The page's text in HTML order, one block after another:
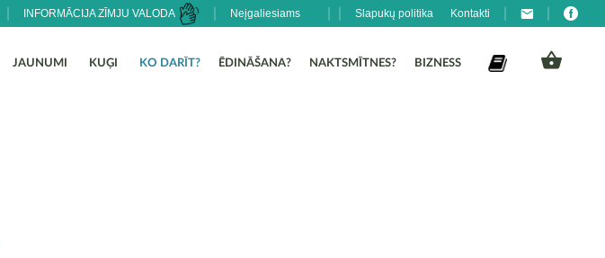
Slapukų politika Kontakti
Neįgaliesiams
INFORMĀCIJA ZĪMJU VALODA
JAUNUMI KUĢI KO DARĪT? ĒDINĀŠANA? NAKTSMĪTNES? BIZNESS